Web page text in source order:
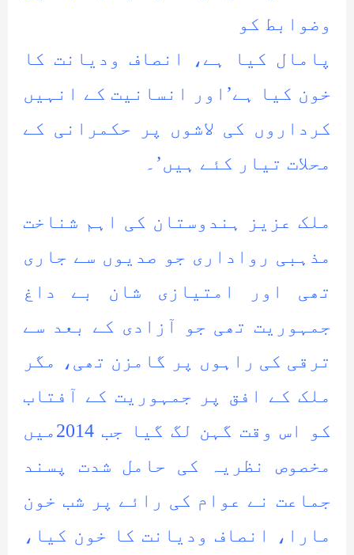
وضوابط کو
پامال کیا ہے، انصاف ودیانت کا
خون کیا ہے’اور انسانیت کے انہیں
کرداروں کی لاشوں پر حکمرانی کے
محلات تیار کئے ہیں’۔
ملک عزیز ہندوستان کی اہم شناخت
مذہبی رواداری جو صدیوں سے جاری
تھی اور امتیازی شان بے داغ
جمہوریت تھی جو آزادی کے بعد سے
ترقی کی راہوں پر گامزن تھی، مگر
ملک کے افق پر جمہوریت کے آفتاب
کو اس وقت گہن لگ گیا جب 2014میں
مخصوص نظریہ کی حامل شدت پسند
جماعت نے عوام کی رائے پر شب خون
مارا، انصاف ودیانت کا خون کیا،